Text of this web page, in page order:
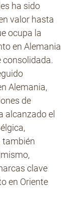
ha sido
valor hasta
ocupa la
en Alemania
consolidada.
Alemania,
de
alcanzado el
también
clave
en Oriente